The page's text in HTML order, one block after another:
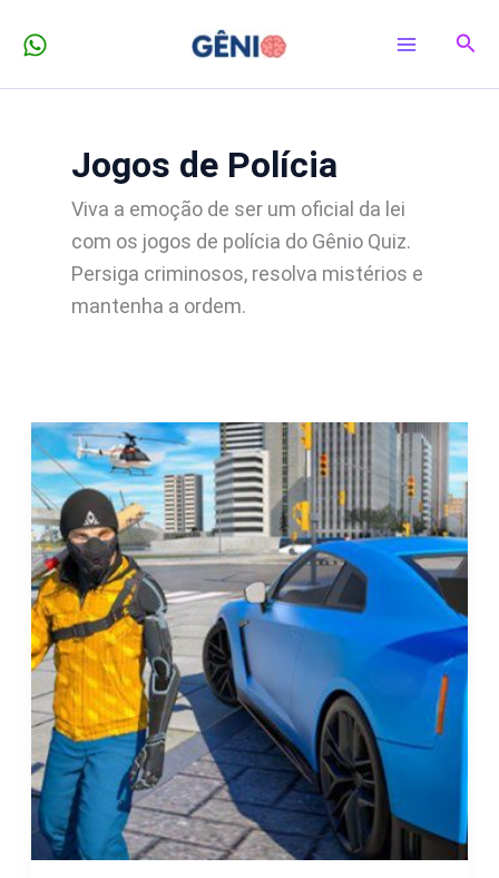
para
Jogos de Polícia
Viva a emoção de ser um oficial da lei
com os jogos de polícia do Gênio Quiz.
Persiga criminosos, resolva mistérios e
mantenha a ordem.